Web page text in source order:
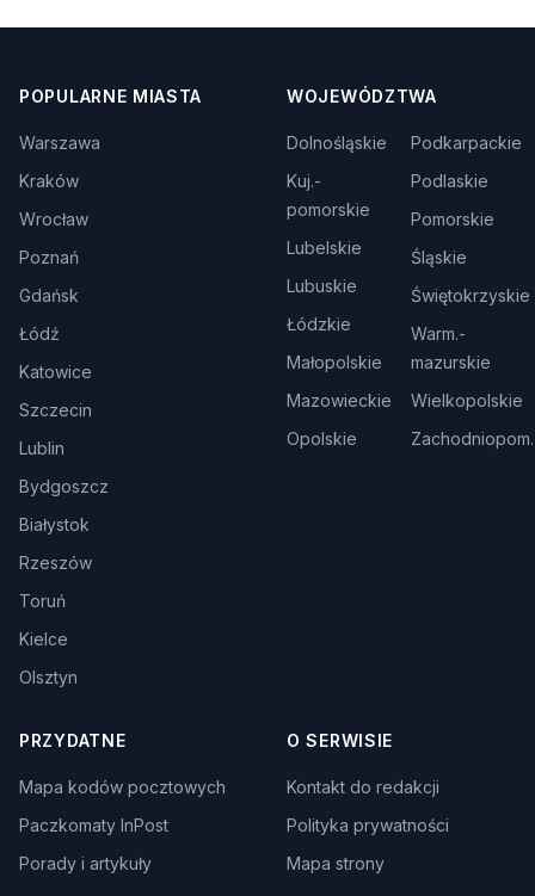
POPULARNE MIASTA
Warszawa
Kraków
Wrocław
Poznań
Gdańsk
Łódź
Katowice
Szczecin
Lublin
Bydgoszcz
Białystok
Rzeszów
Toruń
Kielce
Olsztyn
WOJEWÓDZTWA
Dolnośląskie
Kuj.-
pomorskie
Lubelskie
Lubuskie
Łódzkie
Małopolskie
Mazowieckie
Opolskie
Podkarpackie
Podlaskie
Pomorskie
Śląskie
Świętokrzyskie
Warm.-
mazurskie
Wielkopolskie
Zachodniopom.
PRZYDATNE
Mapa kodów pocztowych
Paczkomaty InPost
Porady i artykuły
O SERWISIE
Kontakt do redakcji
Polityka prywatności
Mapa strony